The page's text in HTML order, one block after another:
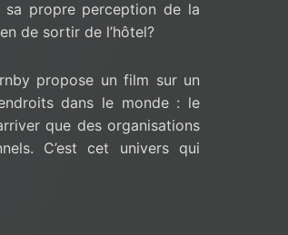
sa propre perception de la
de sortir de l’hôtel?
propose un film sur un
dans le monde : le
que des organisations
C’est cet univers qui